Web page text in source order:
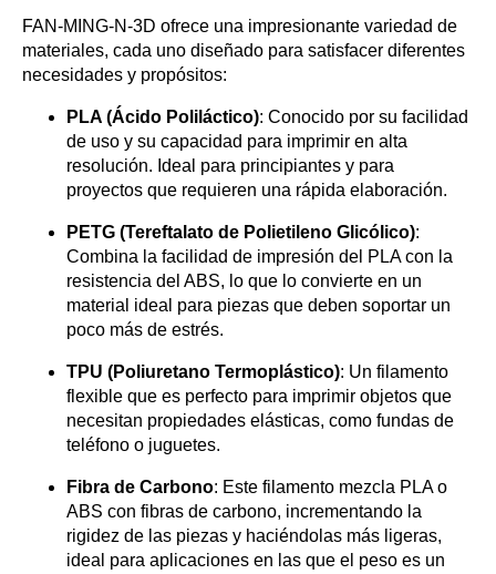
FAN-MING-N-3D ofrece una impresionante variedad de
materiales, cada uno diseñado para satisfacer diferentes
necesidades y propósitos:
PLA (Ácido Poliláctico): Conocido por su facilidad
de uso y su capacidad para imprimir en alta
resolución. Ideal para principiantes y para
proyectos que requieren una rápida elaboración.
PETG (Tereftalato de Polietileno Glicólico):
Combina la facilidad de impresión del PLA con la
resistencia del ABS, lo que lo convierte en un
material ideal para piezas que deben soportar un
poco más de estrés.
TPU (Poliuretano Termoplástico): Un filamento
flexible que es perfecto para imprimir objetos que
necesitan propiedades elásticas, como fundas de
teléfono o juguetes.
Fibra de Carbono: Este filamento mezcla PLA o
ABS con fibras de carbono, incrementando la
rigidez de las piezas y haciéndolas más ligeras,
ideal para aplicaciones en las que el peso es un